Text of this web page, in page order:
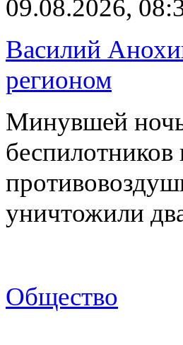
09.08.2026,
Василий
регионом
Минувшей
уничтожили
Общество